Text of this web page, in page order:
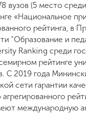
вузов (5 место
«Национальное
рейтинга, в
“Образование и
Ranking среди
рейтинге
С 2019 года
сети гарантии
агрегированного
международную